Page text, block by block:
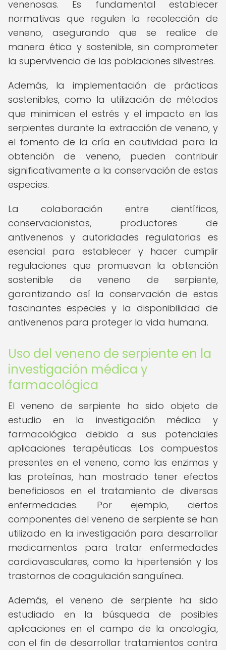
venenosas. Es fundamental establecer
normativas que regulen la recolección de
veneno, asegurando que se realice de
manera ética y sostenible, sin comprometer
la supervivencia de las poblaciones silvestres.
Además, la implementación de prácticas
sostenibles, como la utilización de métodos
que minimicen el estrés y el impacto en las
serpientes durante la extracción de veneno, y
el fomento de la cría en cautividad para la
obtención de veneno, pueden contribuir
significativamente a la conservación de estas
especies.
La colaboración entre científicos,
conservacionistas, productores de
antivenenos y autoridades regulatorias es
esencial para establecer y hacer cumplir
regulaciones que promuevan la obtención
sostenible de veneno de serpiente,
garantizando así la conservación de estas
fascinantes especies y la disponibilidad de
antivenenos para proteger la vida humana.
Uso del veneno de serpiente en la
investigación médica y
farmacológica
El veneno de serpiente ha sido objeto de
estudio en la investigación médica y
farmacológica debido a sus potenciales
aplicaciones terapéuticas. Los compuestos
presentes en el veneno, como las enzimas y
las proteínas, han mostrado tener efectos
beneficiosos en el tratamiento de diversas
enfermedades. Por ejemplo, ciertos
componentes del veneno de serpiente se han
utilizado en la investigación para desarrollar
medicamentos para tratar enfermedades
cardiovasculares, como la hipertensión y los
trastornos de coagulación sanguínea.
Además, el veneno de serpiente ha sido
estudiado en la búsqueda de posibles
aplicaciones en el campo de la oncología,
con el fin de desarrollar tratamientos contra